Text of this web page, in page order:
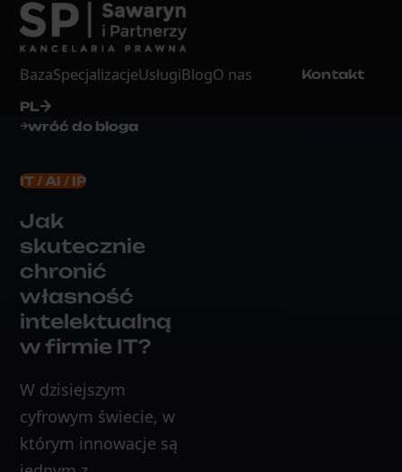
BazaSpecjalizacjeUsługiBlogO nas Kontakt
PL
wróć do bloga
IT / AI / IP
Jak
skutecznie
chronić
własność
intelektualną
w firmie IT?
W dzisiejszym
cyfrowym świecie, w
którym innowacje są